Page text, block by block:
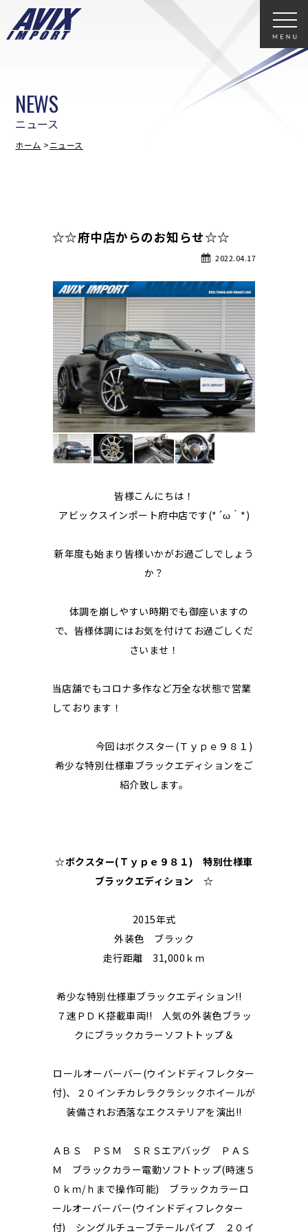
ニュース
NEWS
ホーム ニュース
☆☆府中店からのお知らせ☆☆
2022.04.17
皆様こんにちは！
アビックスインポート府中店です(*´ω｀*)
新年度も始まり皆様いかがお過ごしでしょう
か？
体調を崩しやすい時期でも御座いますの
で、皆様体調にはお気を付けてお過ごしくだ
さいませ！
当店舗でもコロナ多作など万全な状態で営業
しております！
今回はボクスター(Ｔｙｐｅ９８１)
希少な特別仕様車ブラックエディションをご
紹介致します。
☆ボクスター(Ｔｙｐｅ９８１) 特別仕様車
ブラックエディション
☆
2015年式
外装色 ブラック
走行距離 31,000ｋｍ
希少な特別仕様車ブラックエディション!!
７速ＰＤＫ搭載車両!! 人気の外装色ブラッ
クにブラックカラーソフトトップ＆
ロールオーバーバー(ウインドディフレクター
付)、２０インチカレラクラシックホイールが
装備されお洒落なエクステリアを演出!!
ＡＢＳ ＰＳＭ ＳＲＳエアバッグ ＰＡＳ
Ｍ ブラックカラー電動ソフトトップ(時速５
０ｋｍ/ｈまで操作可能) ブラックカラーロ
ールオーバーバー(ウインドディフレクター
付) シングルチューブテールパイプ ２０イ